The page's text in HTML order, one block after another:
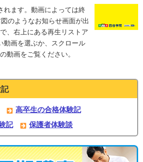
れます。動画によっては終
のようなお知らせ画面が出
、右上にある再生リストア
動画を選ぶか、スクロール
動画をご覧ください。
高卒生の合格体験記
記
保護者体験談